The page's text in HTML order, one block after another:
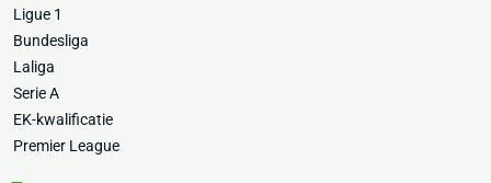
Ligue 1
Bundesliga
Laliga
Serie A
EK-kwalificatie
Premier League